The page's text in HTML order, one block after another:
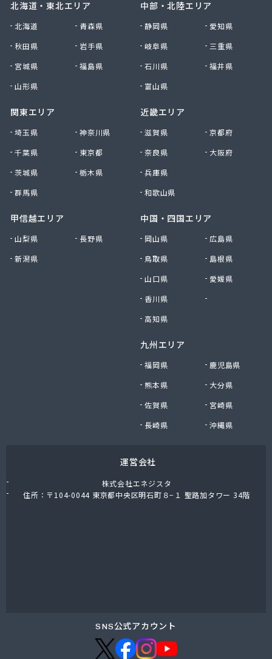
株式会社小林本店
株式会社小林本店稲沢店
株式会社松村プロパン部
株式会社新東
株式会社森上製油所
株式会社杉浦林産給油所
株式会社清川商店
株式会社青木サービス
株式会社石川鉄沖商店
株式会社石泰商会
株式会社鷹羽商店
株式会社中部燃料
株式会社土川油店 L.P.G充填所
株式会社油直 オートガススタンド
丸井商店外之原支店
丸金薪炭店
橋本産業株式会社 名古屋営業所
玉屋プロパン株式会社
北海道・東北エリア
北海道
青森県
秋田県
岩手県
宮城県
福島県
山形県
関東エリア
埼玉県
神奈川県
千葉県
東京都
茨城県
栃木県
群馬県
甲信越エリア
山梨県
長野県
新潟県
中部・北陸エリア
静岡県
愛知県
岐阜県
三重県
石川県
福井県
富山県
近畿エリア
滋賀県
京都府
奈良県
大阪府
兵庫県
和歌山県
中国・四国エリア
岡山県
広島県
鳥取県
島根県
山口県
愛媛県
香川県
高知県
九州エリア
福岡県
鹿児島県
熊本県
大分県
佐賀県
宮崎県
長崎県
沖縄県
運営会社
株式会社エネジスタ
住所：〒104-0044 東京都中央区明石町８−１ 聖路加タワー 34階
SNS公式アカウント